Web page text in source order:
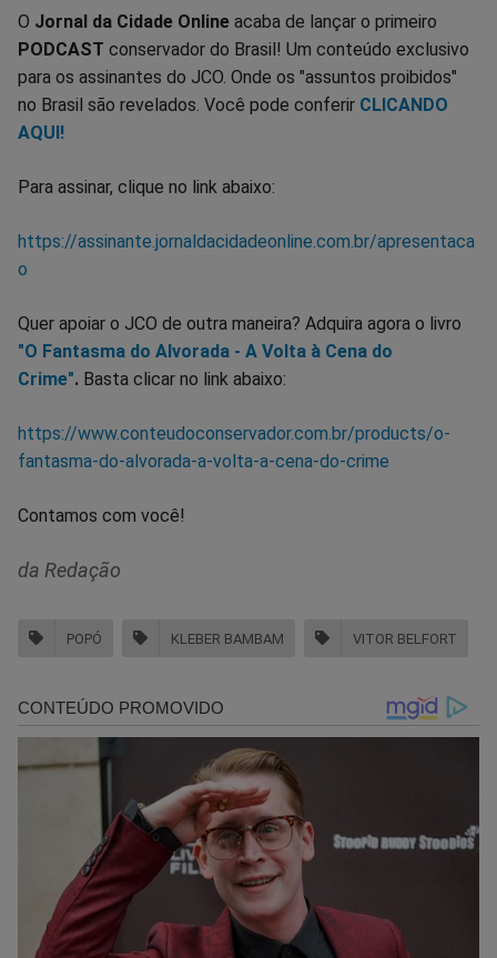
O Jornal da Cidade Online acaba de lançar o primeiro
PODCAST conservador do Brasil! Um conteúdo exclusivo
para os assinantes do JCO. Onde os "assuntos proibidos"
no Brasil são revelados. Você pode conferir CLICANDO
AQUI!
Para assinar, clique no link abaixo:
https://assinante.jornaldacidadeonline.com.br/apresentaca
o
Quer apoiar o JCO de outra maneira? Adquira agora o livro
"O Fantasma do Alvorada - A Volta à Cena do
Crime". Basta clicar no link abaixo:
https://www.conteudoconservador.com.br/products/o-
fantasma-do-alvorada-a-volta-a-cena-do-crime
Contamos com você!
da Redação
POPÓ KLEBER BAMBAM VITOR BELFORT